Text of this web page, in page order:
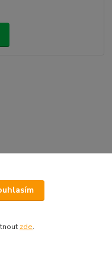
zde.